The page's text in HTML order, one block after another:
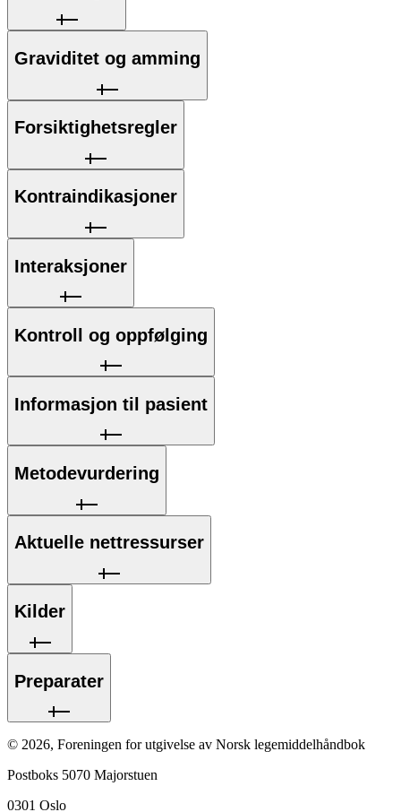
Graviditet og amming
Forsiktighetsregler
Kontraindikasjoner
Interaksjoner
Kontroll og oppfølging
Informasjon til pasient
Metodevurdering
Aktuelle nettressurser
Kilder
Preparater
© 2026, Foreningen for utgivelse av Norsk legemiddelhåndbok
Postboks 5070 Majorstuen
0301 Oslo